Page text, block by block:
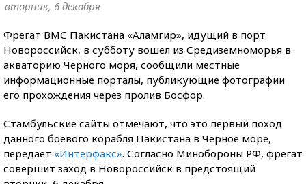
вторник, 6 декабря
Фрегат ВМС Пакистана «Аламгир», идущий в порт
Новороссийск, в субботу вошел из Средиземноморья в
акваторию Черного моря, сообщили местные
информационные порталы, публикующие фотографии
его прохождения через пролив Босфор.
Стамбульские сайты отмечают, что это первый поход
данного боевого корабля Пакистана в Черное море,
передает «Интерфакс». Согласно Минобороны РФ, фрегат
совершит заход в Новороссийск в предстоящий